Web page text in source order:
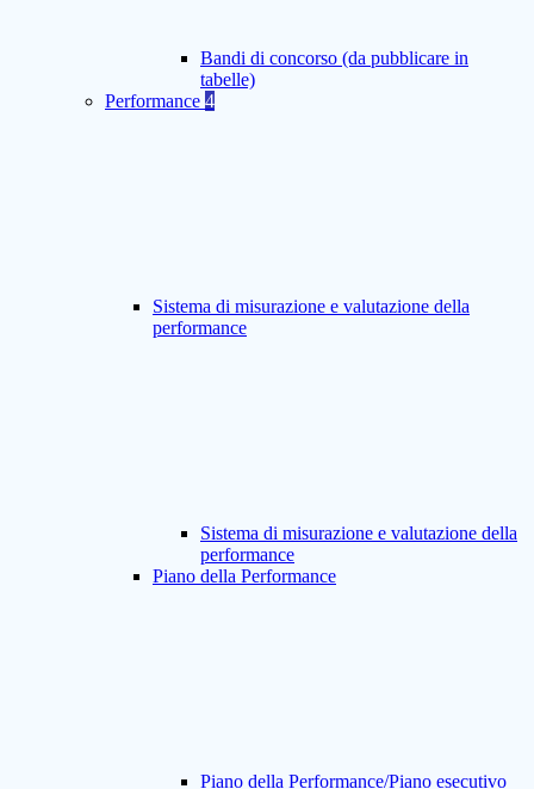
Bandi di concorso (da pubblicare in
tabelle)
Performance 4
Sistema di misurazione e valutazione della
performance
Sistema di misurazione e valutazione della
performance
Piano della Performance
Piano della Performance/Piano esecutivo